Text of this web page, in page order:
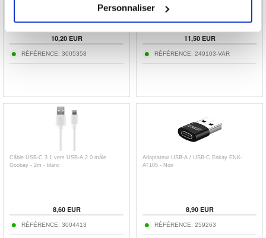
Personnaliser
10,20EUR
RÉFÉRENCE: 3005358
11,50EUR
RÉFÉRENCE: 249103-VAR
Câble USB-C 3.1 vers USB-A 2.0 mâle
Goobay - 2m - blanc
8,60EUR
RÉFÉRENCE: 3004413
Adaptateur USB-A / USB-C Enkay ENK-
AT105 - Noir
8,90EUR
RÉFÉRENCE: 259263